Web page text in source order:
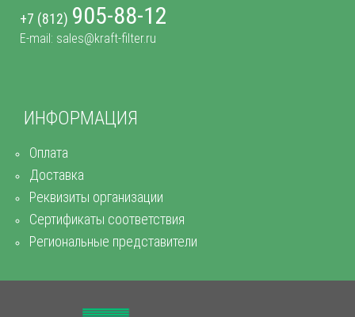
ИНФОРМАЦИЯ
Оплата
Доставка
Реквизиты организации
Сертификаты соответствия
Региональные представители
+7 (812) 905-88-12
E-mail: sales@kraft-filter.ru